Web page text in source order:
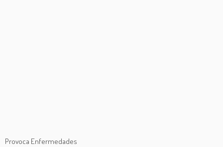
Provoca Enfermedades